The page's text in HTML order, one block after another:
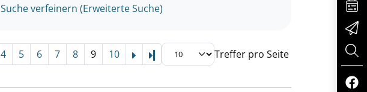
Suche verfeinern (Erweiterte Suche)
4 5 6 7 8 9 10 Letzte Seite Treffer pro Seite